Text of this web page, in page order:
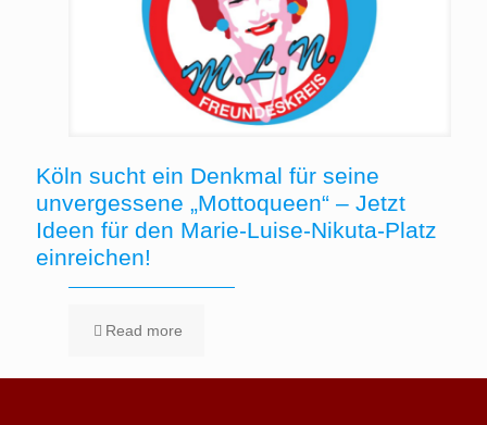
Köln sucht ein Denkmal für seine
unvergessene „Mottoqueen“ – Jetzt
Ideen für den Marie-Luise-Nikuta-Platz
einreichen!
Read more